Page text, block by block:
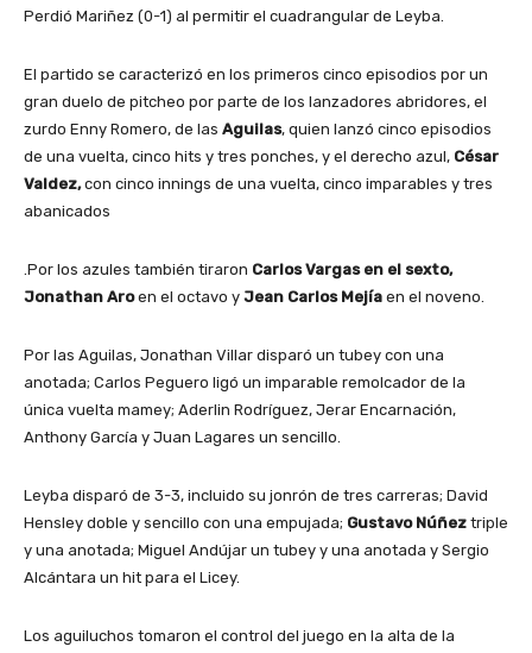
Perdió Mariñez (0-1) al permitir el cuadrangular de Leyba.
El partido se caracterizó en los primeros cinco episodios por un
gran duelo de pitcheo por parte de los lanzadores abridores, el
zurdo Enny Romero, de las Aguilas, quien lanzó cinco episodios
de una vuelta, cinco hits y tres ponches, y el derecho azul, César
Valdez,con cinco innings de una vuelta, cinco imparables y tres
abanicados
.Por los azules también tiraron Carlos Vargas en el sexto,
Jonathan Aroen el octavo y Jean Carlos Mejía en el noveno.
Por las Aguilas, Jonathan Villar disparó un tubey con una
anotada; Carlos Peguero ligó un imparable remolcador de la
única vuelta mamey; Aderlin Rodríguez, Jerar Encarnación,
Anthony García y Juan Lagares un sencillo.
Leyba disparó de 3-3, incluido su jonrón de tres carreras; David
Hensley doble y sencillo con una empujada; Gustavo Núñez triple
y una anotada; Miguel Andújar un tubey y una anotada y Sergio
Alcántara un hit para el Licey.
Los aguiluchos tomaron el control del juego en la alta de la